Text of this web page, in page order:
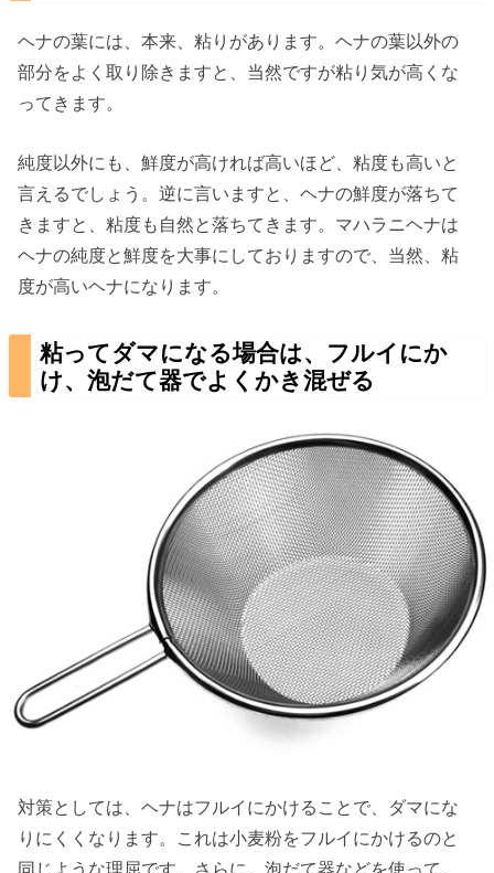
ヘナの葉には、本来、粘りがあります。ヘナの葉以外の
部分をよく取り除きますと、当然ですが粘り気が高くな
ってきます。
純度以外にも、鮮度が高ければ高いほど、粘度も高いと
言えるでしょう。逆に言いますと、ヘナの鮮度が落ちて
きますと、粘度も自然と落ちてきます。マハラニヘナは
ヘナの純度と鮮度を大事にしておりますので、当然、粘
度が高いヘナになります。
粘ってダマになる場合は、フルイにか
け、泡だて器でよくかき混ぜる
対策としては、ヘナはフルイにかけることで、ダマにな
りにくくなります。これは小麦粉をフルイにかけるのと
同じような理屈です。さらに、泡だて器などを使って、